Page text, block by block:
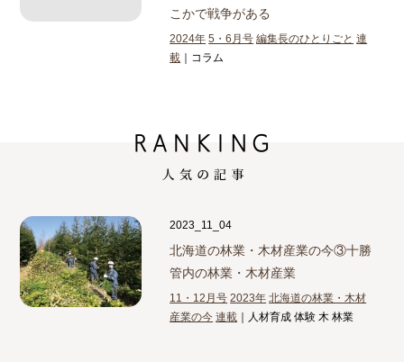
こかで戦争がある
2024年 5・6月号 編集長のひとりごと 連
載 ｜コラム
2023_11_04
北海道の林業・木材産業の今③十勝
管内の林業・木材産業
11・12月号 2023年 北海道の林業・木材
産業の今 連載 ｜人材育成 体験 木 林業